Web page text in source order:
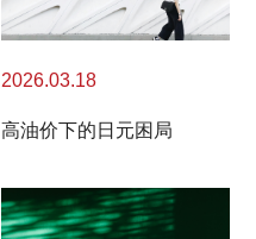
2026.03.18
高油价下的日元困局